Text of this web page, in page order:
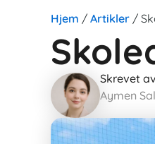
Hjem / Artikler /
Skrevet av
Aymen